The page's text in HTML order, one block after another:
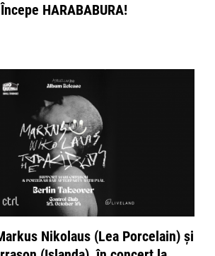
Începe HARABABURA!
Nikolaus (Lea Porcelain) și